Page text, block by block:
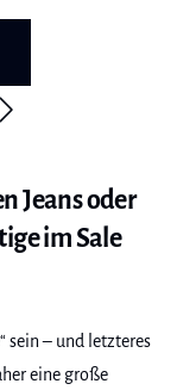
Jeans oder
im Sale
sein – und letzteres
eine große